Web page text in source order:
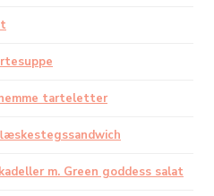
tarteletter
m. Green goddess salat